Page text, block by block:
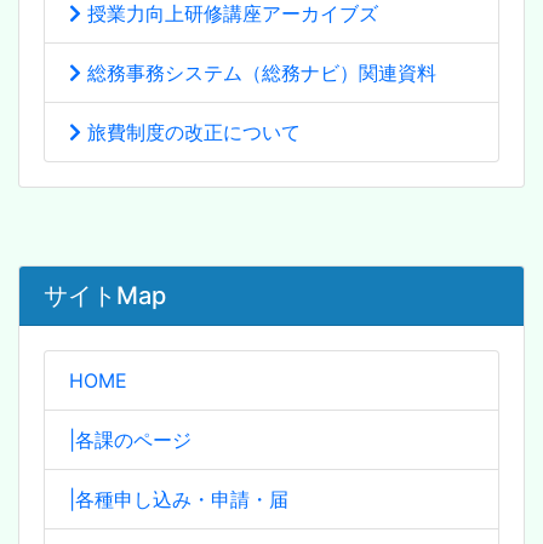
授業力向上研修講座アーカイブズ
総務事務システム（総務ナビ）関連資料
旅費制度の改正について
サイトMap
HOME
|各課のページ
|各種申し込み・申請・届